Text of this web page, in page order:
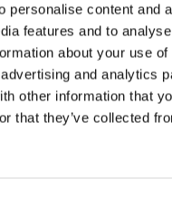
personalise content and
features and to
about your use
and analytics
other information that
that they’ve collected
rywalizacji! Najważniejsza